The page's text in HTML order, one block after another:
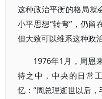
这种政治平衡的格局就
小平思想“转弯”，仍留
但大致可以维系这种政治
1976年1月，周恩
待之中，中央的日常
忆：“周总理逝世以后